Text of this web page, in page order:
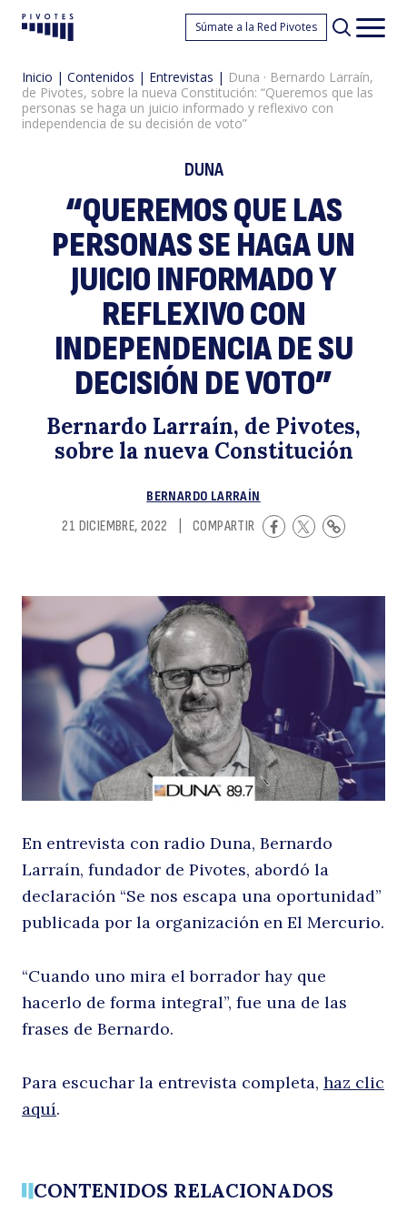
·
Pivotes Súmate a la Red Pivotes
Buscar
Inicio | Contenidos | Entrevistas | Duna · Bernardo Larraín,
de Pivotes, sobre la nueva Constitución: “Queremos que las
personas se haga un juicio informado y reflexivo con
independencia de su decisión de voto”
DUNA
“QUEREMOS QUE LAS
PERSONAS SE HAGA UN
JUICIO INFORMADO Y
REFLEXIVO CON
INDEPENDENCIA DE SU
DECISIÓN DE VOTO”
Bernardo Larraín, de Pivotes,
sobre la nueva Constitución
BERNARDO LARRAÍN
21 DICIEMBRE, 2022
COMPARTIR
En entrevista con radio Duna, Bernardo
Larraín, fundador de Pivotes, abordó la
declaración “Se nos escapa una oportunidad”
publicada por la organización en El Mercurio.
“Cuando uno mira el borrador hay que
hacerlo de forma integral”, fue una de las
frases de Bernardo.
Para escuchar la entrevista completa, haz clic
aquí.
CONTENIDOS RELACIONADOS